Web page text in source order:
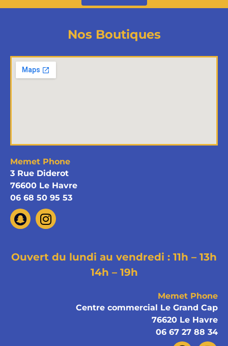
Nos Boutiques
Memet Phone
3 Rue Diderot
76600 Le Havre
06 68 50 95 53
Ouvert du lundi au vendredi : 11h – 13h
14h – 19h
Memet Phone
Centre commercial Le Grand Cap
76620 Le Havre
06 67 27 88 34